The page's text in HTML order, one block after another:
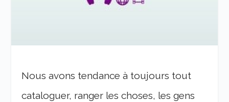
Nous avons tendance à toujours tout
cataloguer, ranger les choses, les gens